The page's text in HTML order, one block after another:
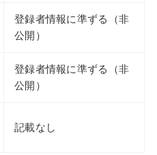
登録者情報に準ずる（非
公開）
登録者情報に準ずる（非
公開）
記載なし